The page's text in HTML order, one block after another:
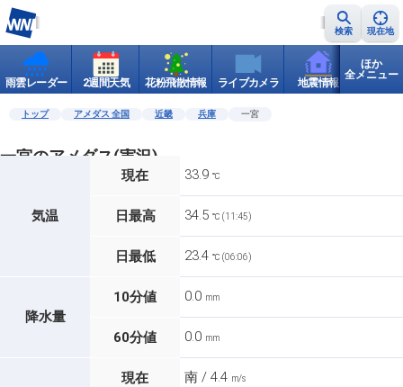
検索 現在地
雨雲レーダー 2週間天気 花粉飛散情報 ライブカメラ 地震情報 世界天
ほか
全メニュー
トップ アメダス 全国 近畿 兵庫 一宮
一宮のアメダス(実況)
気温
現在 33.9 ℃
日最高 34.5 ℃ (11:45)
日最低 23.4 ℃ (06:06)
降水量
10分値 0.0 mm
60分値 0.0 mm
現在 南 / 4.4 m/s